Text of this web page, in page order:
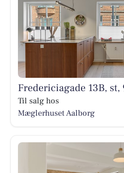
Fredericiagade 13B,
Til salg hos
Mæglerhuset Aalborg